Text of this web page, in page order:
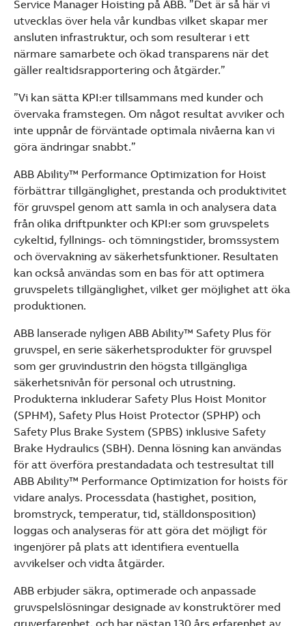
Service Manager Hoisting på ABB. ”Det är så här vi
utvecklas över hela vår kundbas vilket skapar mer
ansluten infrastruktur, och som resulterar i ett
närmare samarbete och ökad transparens när det
gäller realtidsrapportering och åtgärder.”
”Vi kan sätta KPI:er tillsammans med kunder och
övervaka framstegen. Om något resultat avviker och
inte uppnår de förväntade optimala nivåerna kan vi
göra ändringar snabbt.”
ABB Ability™ Performance Optimization for Hoist
förbättrar tillgänglighet, prestanda och produktivitet
för gruvspel genom att samla in och analysera data
från olika driftpunkter och KPI:er som gruvspelets
cykeltid, fyllnings- och tömningstider, bromssystem
och övervakning av säkerhetsfunktioner. Resultaten
kan också användas som en bas för att optimera
gruvspelets tillgänglighet, vilket ger möjlighet att öka
produktionen.
ABB lanserade nyligen ABB Ability™ Safety Plus för
gruvspel, en serie säkerhetsprodukter för gruvspel
som ger gruvindustrin den högsta tillgängliga
säkerhetsnivån för personal och utrustning.
Produkterna inkluderar Safety Plus Hoist Monitor
(SPHM), Safety Plus Hoist Protector (SPHP) och
Safety Plus Brake System (SPBS) inklusive Safety
Brake Hydraulics (SBH). Denna lösning kan användas
för att överföra prestandadata och testresultat till
ABB Ability™ Performance Optimization for hoists för
vidare analys. Processdata (hastighet, position,
bromstryck, temperatur, tid, ställdonsposition)
loggas och analyseras för att göra det möjligt för
ingenjörer på plats att identifiera eventuella
avvikelser och vidta åtgärder.
ABB erbjuder säkra, optimerade och anpassade
gruvspelslösningar designade av konstruktörer med
gruverfarenhet, och har nästan 130 års erfarenhet av